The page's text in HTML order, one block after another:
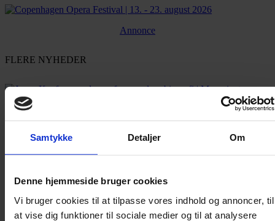
Samtykke Detaljer Om
Denne hjemmeside bruger cookies
Vi bruger cookies til at tilpasse vores indhold og annoncer, til
at vise dig funktioner til sociale medier og til at analysere
Annonce
FLERE NYHEDER